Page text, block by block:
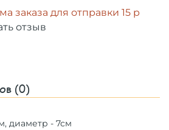
заказа для отправки 15 р
отзыв
(0)
диаметр - 7см